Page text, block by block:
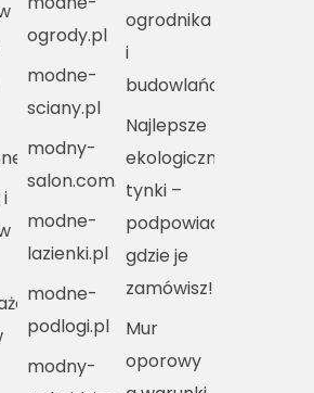
i
ogrody.pl
modne-
sciany.pl
modny-
salon.com.pl
modne-
lazienki.pl
modne-
podlogi.pl
modny-
ogrodnika
i
budowlańca
Najlepsze
ekologiczne
tynki –
podpowiadamy,
gdzie je
zamówisz!
Mur
oporowy